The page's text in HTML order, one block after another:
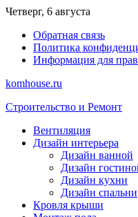
Перейти
содержимому
Четверг, 6 августа
Обратная связь
Политика
Информация для
komhouse.ru
Строительство и Ремонт
Вентиляция
Дизайн интерьера
Дизайн ванной
Дизайн
Дизайн кухни
Дизайн спальни
Кровля крыши